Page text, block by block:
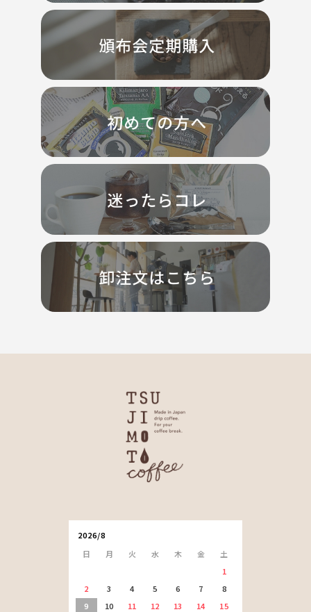
2026/8
日
月 火 水 木 金
土
1
2
3 4 5 6 7
8
9
10 11 12 13 14 15